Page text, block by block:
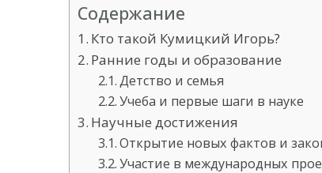
Содержание
Кто такой Кумицкий Игорь?
Ранние годы и образование
Детство и семья
Учеба и первые шаги в науке
Научные достижения
Открытие новых фактов и
Участие в международных